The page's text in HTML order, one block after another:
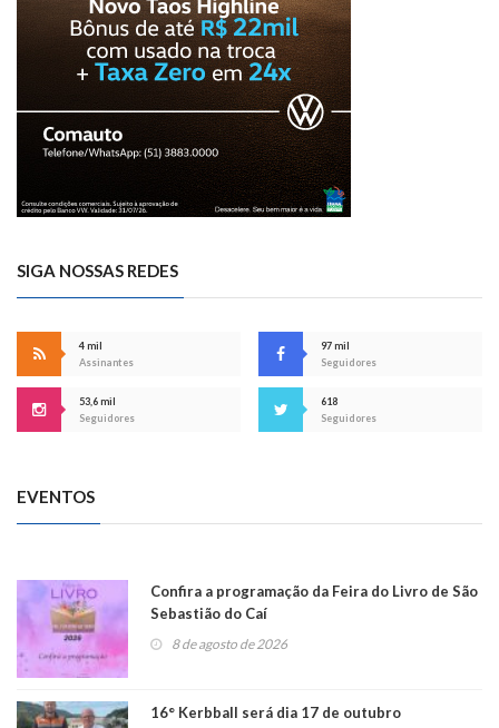
SIGA NOSSAS REDES
4 mil
Assinantes
97 mil
Seguidores
53,6 mil
Seguidores
618
Seguidores
EVENTOS
Confira a programação da Feira do Livro de São
Sebastião do Caí
8 de agosto de 2026
16° Kerbball será dia 17 de outubro